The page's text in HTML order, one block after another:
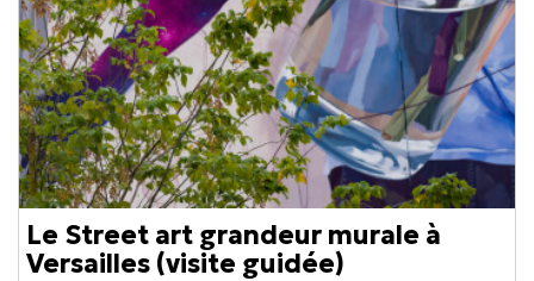
Le Street art grandeur murale à
Versailles (visite guidée)